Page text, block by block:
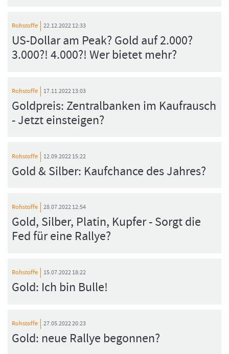
Rohstoffe 22.12.2022 12:33
US-Dollar am Peak? Gold auf 2.000?
3.000?! 4.000?! Wer bietet mehr?
Rohstoffe 17.11.2022 13:03
Goldpreis: Zentralbanken im Kaufrausch
- Jetzt einsteigen?
Rohstoffe 12.09.2022 15:22
Gold & Silber: Kaufchance des Jahres?
Rohstoffe 28.07.2022 12:54
Gold, Silber, Platin, Kupfer - Sorgt die
Fed für eine Rallye?
Rohstoffe 15.07.2022 18:22
Gold: Ich bin Bulle!
Rohstoffe 27.05.2022 20:23
Gold: neue Rallye begonnen?